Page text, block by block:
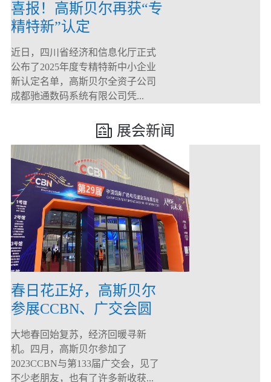
喜报！高斯贝尔再获“专
精特新”认定
近日，四川省经济和信息化厅正式
公布了2025年度专精特新中小企业
新认定名单，高斯贝尔全资子公司
成都驰通数码系统有限公司凭...
展会新闻
春日花正好，高斯贝尔
参展CCBN、广交会圆
满落幕！
大地春回始复苏，经济回暖寻新
机。四月，高斯贝尔参加了
2023CCBN与第133届广交会，见了
不少老朋友，也有了许多新收获...